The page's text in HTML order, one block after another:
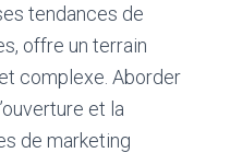
tendances de
offre un terrain
complexe. Aborder
et la
de marketing